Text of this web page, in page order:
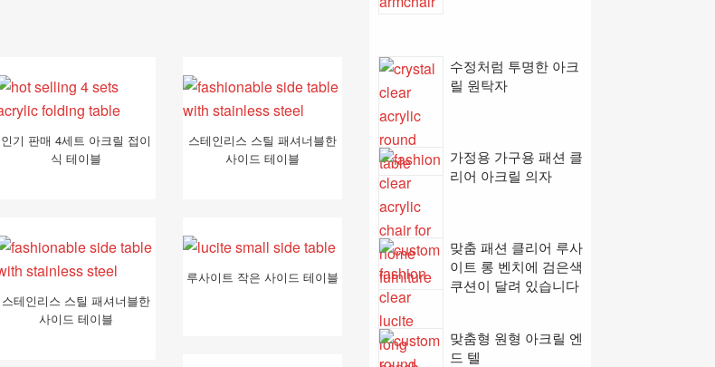
인기 판매 4세트 아크릴 접이
식 테이블
스테인리스 스틸 패셔너블한
사이드 테이블
스테인리스 스틸 패셔너블한
사이드 테이블
루사이트 작은 사이드 테이블
수정처럼 투명한 아크
릴 원탁자
가정용 가구용 패션 클
리어 아크릴 의자
맞춤 패션 클리어 루사
이트 롱 벤치에 검은색
쿠션이 달려 있습니다
맞춤형 원형 아크릴 엔
드 텔